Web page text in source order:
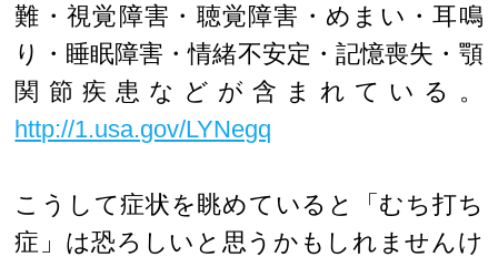
難・視覚障害・聴覚障害・めまい・耳鳴
り・睡眠障害・情緒不安定・記憶喪失・顎
関節疾患などが含まれている。
http://1.usa.gov/LYNegq
こうして症状を眺めていると「むち打ち
症」は恐ろしいと思うかもしれませんけ